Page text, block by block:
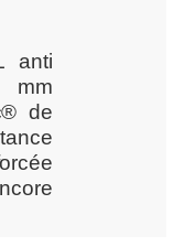
anti
de